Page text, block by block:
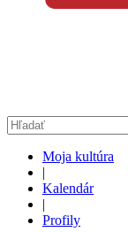
Moja kultúra
|
Kalendár
|
Profily